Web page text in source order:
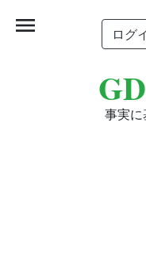
ログ
事実に
menu